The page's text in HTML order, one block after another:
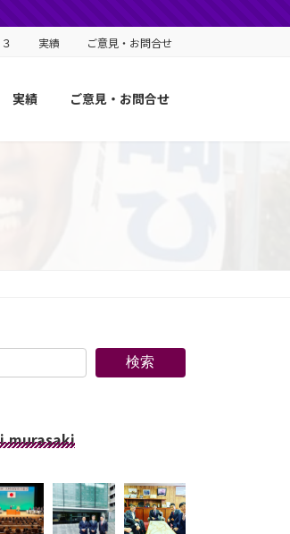
実績 ご意見・お問合せ
実績 ご意見・お問合せ
検索